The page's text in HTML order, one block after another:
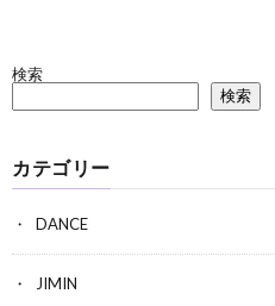
検索
検索
カテゴリー
DANCE
JIMIN